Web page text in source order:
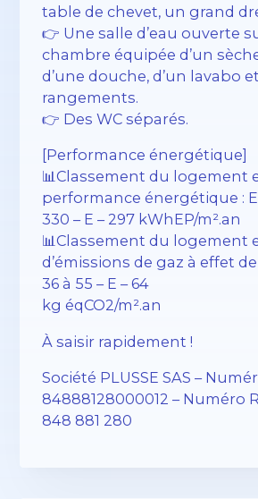
table de chevet, un grand
👉 Une salle d’eau ouverte
chambre équipée d’un
d’une douche, d’un lavabo
rangements.
👉 Des WC séparés.
[Performance énergétique]
📊Classement du logement
performance énergétique : E
330 – E – 297 kWhEP/m².an
📊Classement du logement
d’émissions de gaz à effet de
36 à 55 – E – 64
kg éqCO2/m².an
À saisir rapidement !
Société PLUSSE SAS –
84888128000012 – Numéro
848 881 280